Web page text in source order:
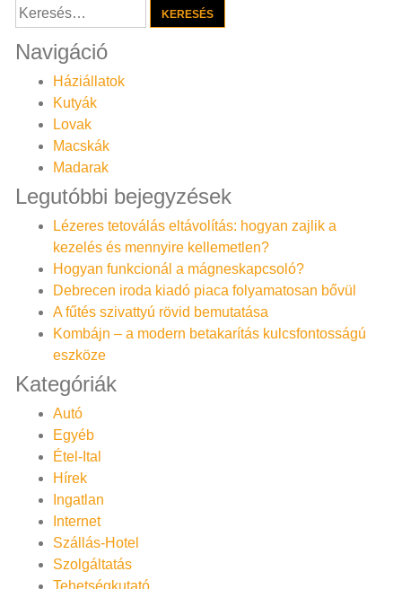
Keresés:
Navigáció
Háziállatok
Kutyák
Lovak
Macskák
Madarak
Legutóbbi bejegyzések
Lézeres tetoválás eltávolítás: hogyan zajlik a
kezelés és mennyire kellemetlen?
Hogyan funkcionál a mágneskapcsoló?
Debrecen iroda kiadó piaca folyamatosan bővül
A fűtés szivattyú rövid bemutatása
Kombájn – a modern betakarítás kulcsfontosságú
eszköze
Kategóriák
Autó
Egyéb
Étel-Ital
Hírek
Ingatlan
Internet
Szállás-Hotel
Szolgáltatás